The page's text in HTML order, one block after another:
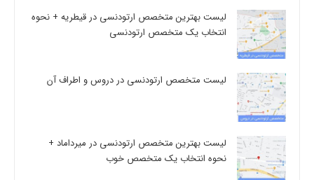
لیست بهترین متخصص ارتودنسی در قیطریه + نحوه
انتخاب یک متخصص ارتودنسی
لیست متخصص ارتودنسی در دروس و اطراف آن
لیست بهترین متخصص ارتودنسی در میرداماد +
نحوه انتخاب یک متخصص خوب